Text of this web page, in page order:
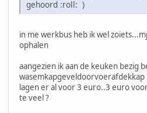
gehoord :roll: )
in me werkbus heb ik wel
ophalen
aangezien ik aan de keuken bezig
wasemkapgeveldoorvoerafdekkap
lagen er al voor 3 euro..3 euro
te veel ?